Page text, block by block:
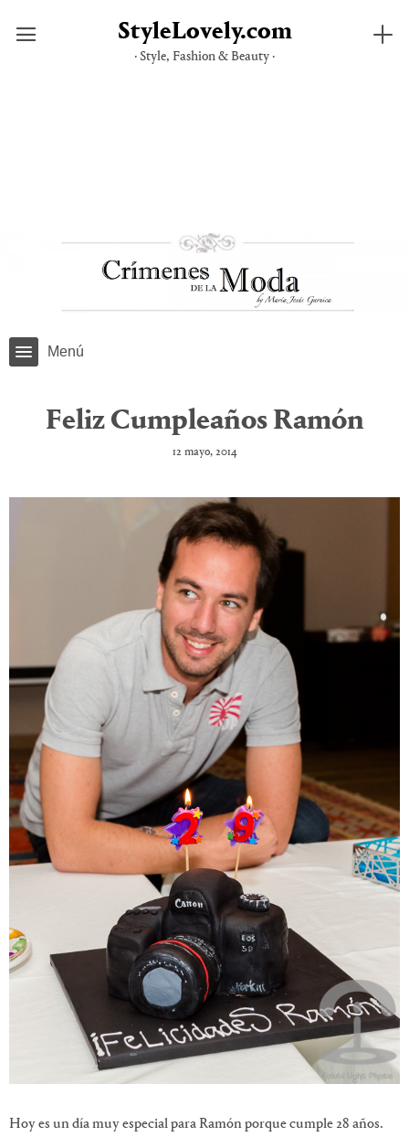
StyleLovely.com
· Style, Fashion & Beauty ·
Menú
Feliz Cumpleaños Ramón
12 mayo, 2014
Hoy es un día muy especial para Ramón porque cumple 28 años.